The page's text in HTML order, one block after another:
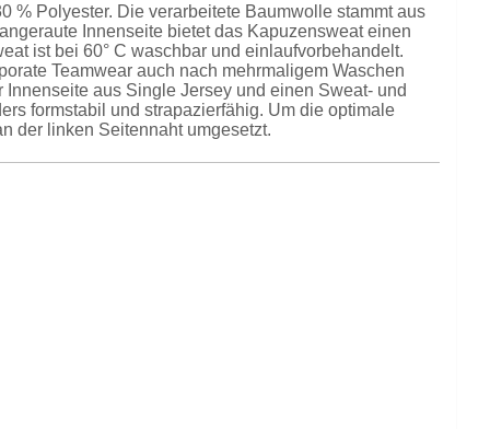
% Polyester. Die verarbeitete Baumwolle stammt aus
Innenseite bietet das Kapuzensweat einen
ist bei 60° C waschbar und einlaufvorbehandelt.
Teamwear auch nach mehrmaligem Waschen
aus Single Jersey und einen Sweat- und
formstabil und strapazierfähig. Um die optimale
der linken Seitennaht umgesetzt.